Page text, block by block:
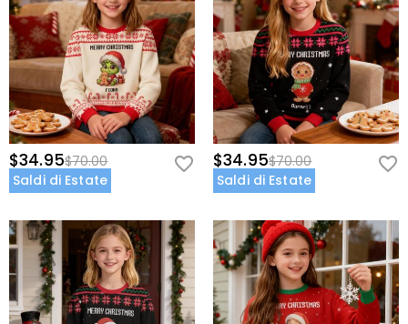
$34.95$70.00
Saldi di Estate
$34.95$70.00
Saldi di Estate